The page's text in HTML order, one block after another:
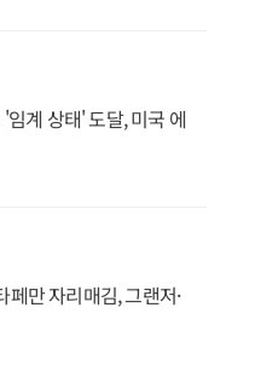
계 상태' 도달, 미국 에
만 자리매김, 그랜저·